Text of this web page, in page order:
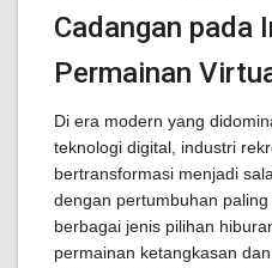
Cadangan pada
Permainan
Di era modern yang
teknologi digital, industri
bertransformasi menjadi
dengan pertumbuhan
berbagai jenis pilihan
permainan ketangkasan